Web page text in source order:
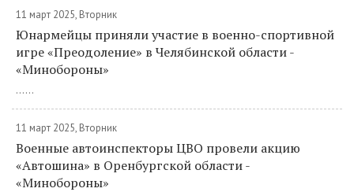
11 март 2025, Вторник
Юнармейцы приняли участие в военно-спортивной
игре «Преодоление» в Челябинской области -
«Минобороны»
......
11 март 2025, Вторник
Военные автоинспекторы ЦВО провели акцию
«Автошина» в Оренбургской области -
«Минобороны»